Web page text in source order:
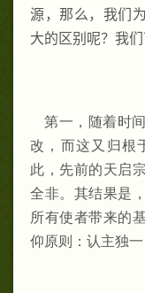
源，那么，我们
大的区别呢？我
第一，随着时
改，而这又归根
此，先前的天启
全非。其结果是
所有使者带来的
仰原则：认主独一